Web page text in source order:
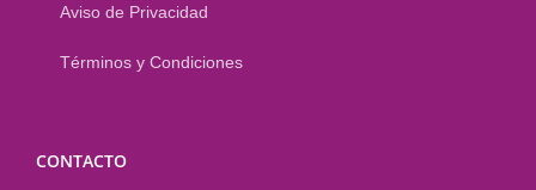
Aviso de Privacidad
Términos y Condiciones
CONTACTO